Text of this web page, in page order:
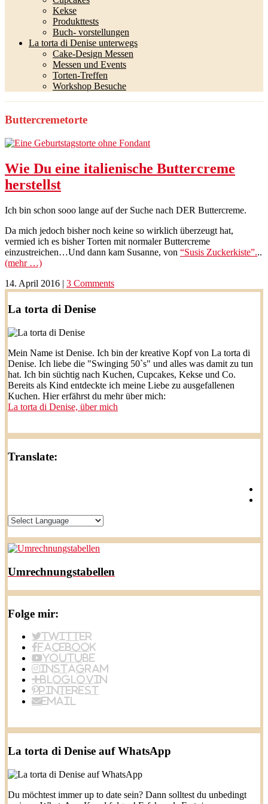
Kekse
Produkttests
Buch- vorstellungen
La torta di Denise unterwegs
Cake-Design Messen
Messen und Events
Torten-Treffen
Workshop Besuche
Buttercremetorte
Wie Du eine italienische Buttercreme
herstellst
Ich bin schon sooo lange auf der Suche nach DER Buttercreme.
Da mich jedoch bisher noch keine so wirklich überzeugt hat,
vermied ich es bisher Torten mit normaler Buttercreme
einzustreichen…Und dann kam Susanne, von “Susis Zuckerkiste”...
(mehr …)
14. April 2016 | 3 Comments
La torta di Denise
Mein Name ist Denise. Ich bin der kreative Kopf von La torta di
Denise. Ich liebe die "Swinging 50`s" und alles was damit zu tun
hat. Ich bin süchtig nach Kuchen, Cupcakes, Kekse und Co.
Bereits als Kind entdeckte ich meine Liebe zu ausgefallenen
Kuchen. Hier erfährst du mehr über mich:
La torta di Denise, über mich
Translate:
Umrechnungstabellen
Folge mir:
Twitter
Facebook
YouTube
Instagram
BlogLovin
Pinterest
Email
La torta di Denise auf WhatsApp
Du möchtest immer up to date sein? Dann solltest du unbedingt